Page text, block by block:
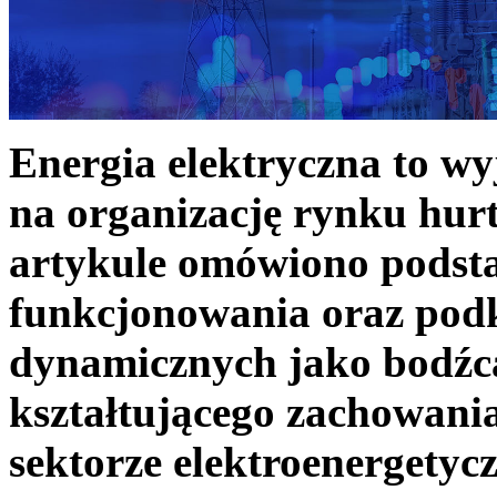
Energia elektryczna to
na organizację rynku
artykule omówiono
funkcjonowania oraz
dynamicznych jako
kształtującego
sektorze